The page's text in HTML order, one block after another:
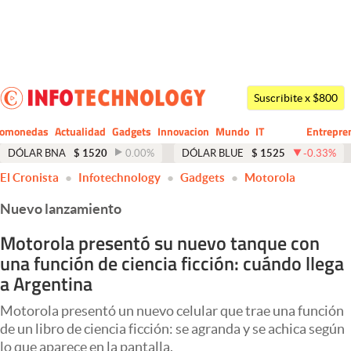
Dólar
Economía y Política
Finanzas y Mercados
Mercados Online
Negocios
Columnistas
Apertura
Suscribite x $800
Actualidad Gadgets Innovacion Mundo
CIO
IT
Business
DÓLAR BNA $ 1520 0.00% DÓLAR BLUE $ 1525 -0.33%
El Cronista Infotechnology Gadgets Motorola
Nuevo lanzamiento
Motorola presentó su nuevo tanque con
una función de ciencia ficción: cuándo llega
a Argentina
Motorola presentó un nuevo celular que trae una función
de un libro de ciencia ficción: se agranda y se achica según
lo que aparece en la pantalla.